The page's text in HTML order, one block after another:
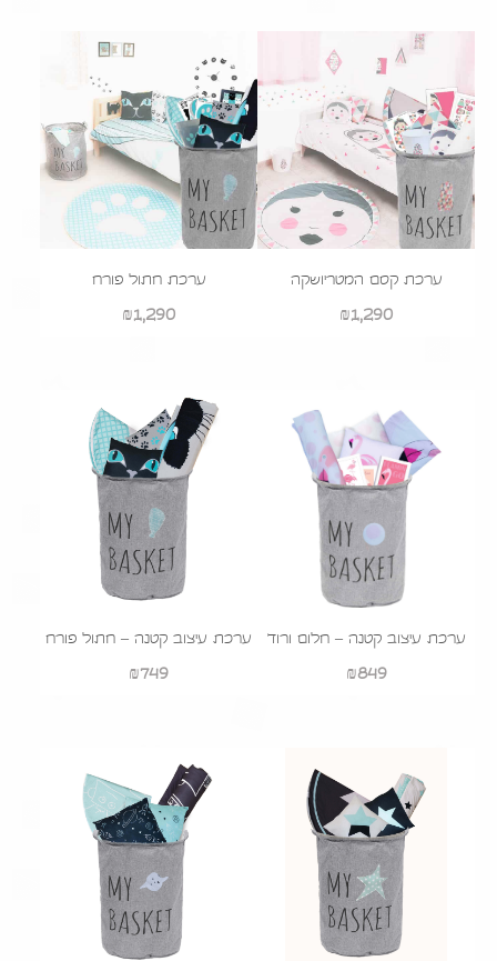
ערכת קסם המטריושקה
₪1,290
ערכת חתול פורח
₪1,290
ערכת עיצוב קטנה – חלום ורוד
₪849
ערכת עיצוב קטנה – חתול פורח
₪749